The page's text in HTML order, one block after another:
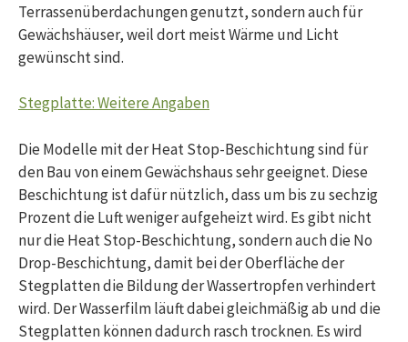
Terrassenüberdachungen genutzt, sondern auch für
Gewächshäuser, weil dort meist Wärme und Licht
gewünscht sind.
Stegplatte: Weitere Angaben
Die Modelle mit der Heat Stop-Beschichtung sind für
den Bau von einem Gewächshaus sehr geeignet. Diese
Beschichtung ist dafür nützlich, dass um bis zu sechzig
Prozent die Luft weniger aufgeheizt wird. Es gibt nicht
nur die Heat Stop-Beschichtung, sondern auch die No
Drop-Beschichtung, damit bei der Oberfläche der
Stegplatten die Bildung der Wassertropfen verhindert
wird. Der Wasserfilm läuft dabei gleichmäßig ab und die
Stegplatten können dadurch rasch trocknen. Es wird